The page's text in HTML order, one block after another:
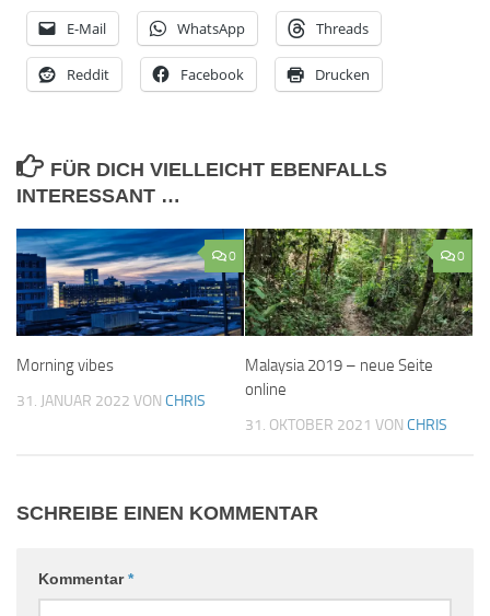
E-Mail WhatsApp Threads
Reddit Facebook Drucken
FÜR DICH VIELLEICHT EBENFALLS
INTERESSANT …
0
Morning vibes
31. JANUAR 2022 VON CHRIS
0
Malaysia 2019 – neue Seite
online
31. OKTOBER 2021 VON CHRIS
SCHREIBE EINEN KOMMENTAR
Kommentar*